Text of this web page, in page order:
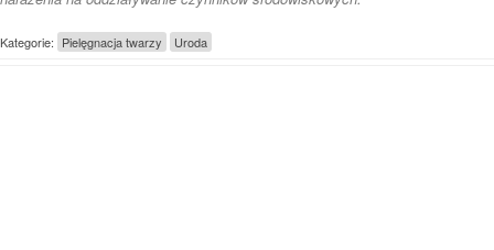
Kategorie: Pielęgnacja twarzy Uroda